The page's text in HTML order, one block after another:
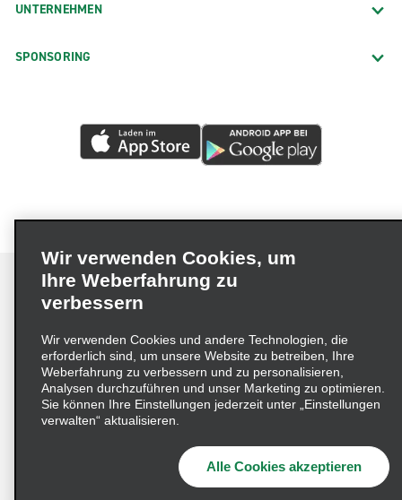
UNTERNEHMEN
SPONSORING
Impressum Nutzungsbedingungen
Datenschutzrichtlinie
Cookie-Richtlinie
Datenschutzoptionen
Lieferkettensorgfaltspflichtengesetz (LkSG) Grundsatzerklärung
Beschwerdeverfahren nach dem
© 2026 Enterprise Holdings, Inc. Alle Rechte vorbehalten
Wir verwenden Cookies, um
Ihre Weberfahrung zu
verbessern
Wir verwenden Cookies und andere Technologien, die
erforderlich sind, um unsere Website zu betreiben, Ihre
Weberfahrung zu verbessern und zu personalisieren,
Analysen durchzuführen und unser Marketing zu optimieren.
Sie können Ihre Einstellungen jederzeit unter „Einstellungen
verwalten“ aktualisieren.
Alle Cookies akzeptieren